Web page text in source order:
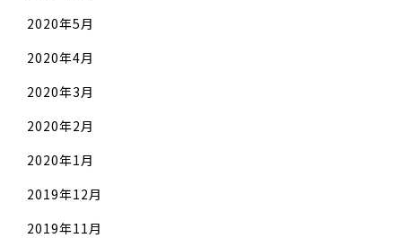
2020年5月
2020年4月
2020年3月
2020年2月
2020年1月
2019年12月
2019年11月